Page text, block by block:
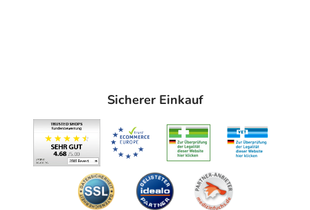
Sicherer Einkauf